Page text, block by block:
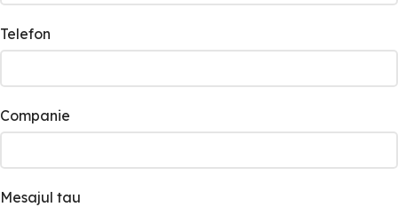
Telefon
Companie
Mesajul tau